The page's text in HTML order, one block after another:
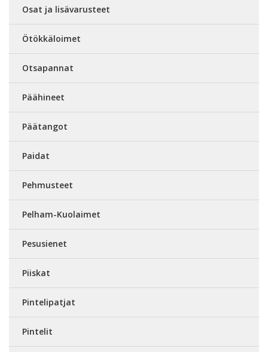
Osat ja lisävarusteet
Ötökkäloimet
Otsapannat
Päähineet
Päätangot
Paidat
Pehmusteet
Pelham-Kuolaimet
Pesusienet
Piiskat
Pintelipatjat
Pintelit